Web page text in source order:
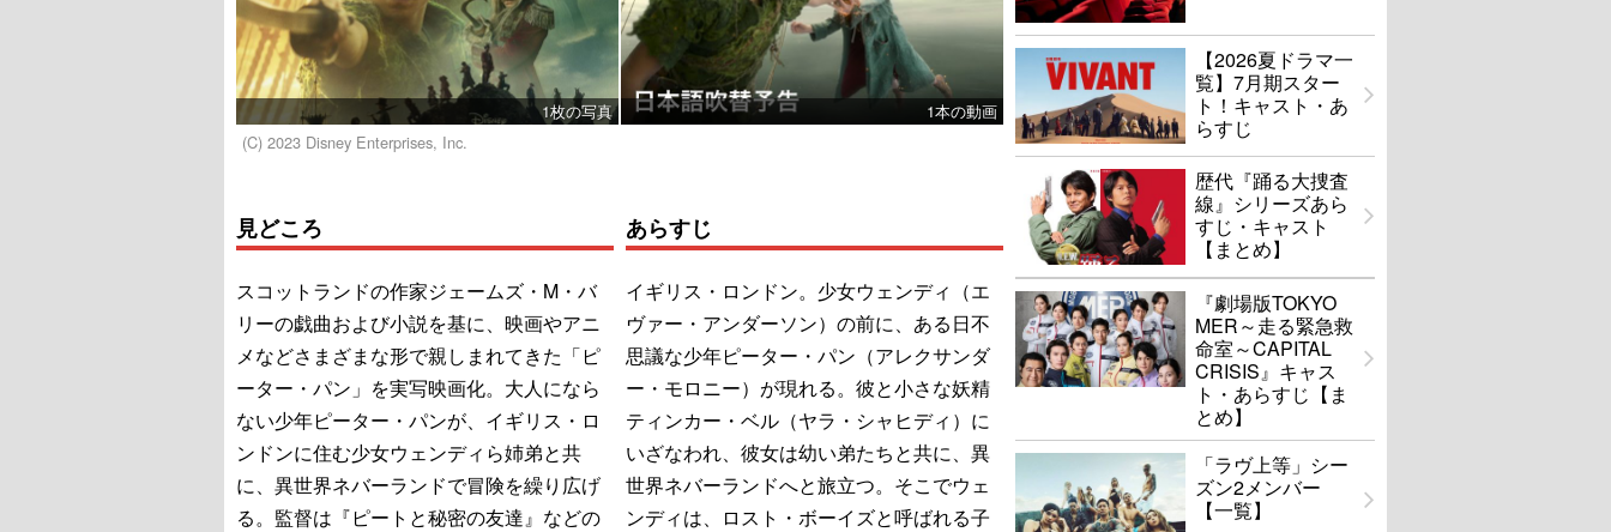
1枚の写真
1本の動画
(C) 2023 Disney Enterprises, Inc.
見どころ
スコットランドの作家ジェームズ・M・バ
リーの戯曲および小説を基に、映画やアニ
メなどさまざまな形で親しまれてきた「ピ
ーター・パン」を実写映画化。大人になら
ない少年ピーター・パンが、イギリス・ロ
ンドンに住む少女ウェンディら姉弟と共
に、異世界ネバーランドで冒険を繰り広げ
る。監督は『ピートと秘密の友達』などの
あらすじ
イギリス・ロンドン。少女ウェンディ（エ
ヴァー・アンダーソン）の前に、ある日不
思議な少年ピーター・パン（アレクサンダ
ー・モロニー）が現れる。彼と小さな妖精
ティンカー・ベル（ヤラ・シャヒディ）に
いざなわれ、彼女は幼い弟たちと共に、異
世界ネバーランドへと旅立つ。そこでウェ
ンディは、ロスト・ボーイズと呼ばれる子
【2026夏ドラマ一
覧】7月期スター
ト！キャスト・あ
らすじ
歴代『踊る大捜査
線』シリーズあら
すじ・キャスト
【まとめ】
『劇場版TOKYO
MER～走る緊急救
命室～CAPITAL
CRISIS』キャス
ト・あらすじ【ま
とめ】
「ラヴ上等」シー
ズン2メンバー
【一覧】